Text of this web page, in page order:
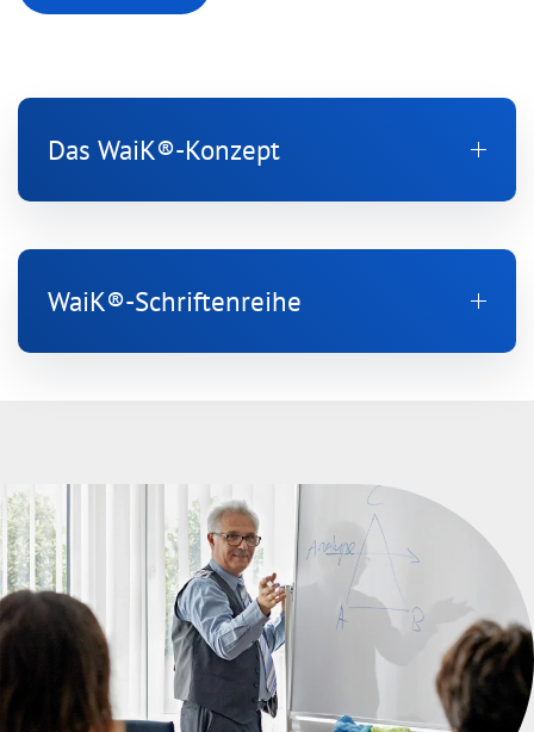
Das WaiK®-Konzept
WaiK®-Schriftenreihe